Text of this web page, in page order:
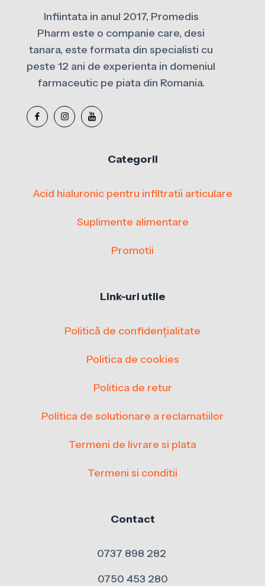
Infiintata in anul 2017, Promedis
Pharm este o companie care, desi
tanara, este formata din specialisti cu
peste 12 ani de experienta in domeniul
farmaceutic pe piata din Romania.
Categorii
Acid hialuronic pentru infiltratii articulare
Suplimente alimentare
Promotii
Link-uri utile
Politică de confidențialitate
Politica de cookies
Politica de retur
Politica de solutionare a reclamatiilor
Termeni de livrare si plata
Termeni si conditii
Contact
0737 898 282
0750 453 280